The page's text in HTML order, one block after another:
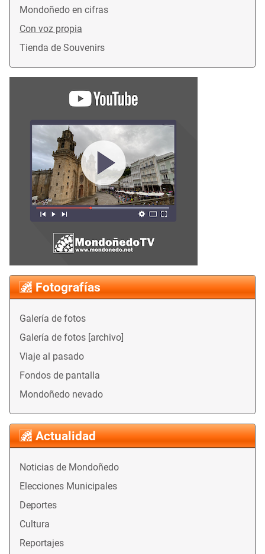
Mondoñedo en cifras
Con voz propia
Tienda de Souvenirs
Fotografías
Galería de fotos
Galería de fotos [archivo]
Viaje al pasado
Fondos de pantalla
Mondoñedo nevado
Actualidad
Noticias de Mondoñedo
Elecciones Municipales
Deportes
Cultura
Reportajes